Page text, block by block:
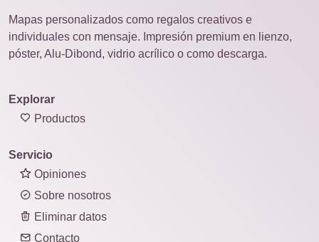
Mapas personalizados como regalos creativos e
individuales con mensaje. Impresión premium en lienzo,
póster, Alu-Dibond, vidrio acrílico o como descarga.
Explorar
Productos
Servicio
Opiniones
Sobre nosotros
Eliminar datos
Contacto